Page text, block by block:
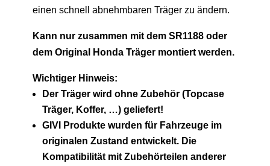
einen schnell abnehmbaren Träger zu ändern.
Kann nur zusammen mit dem SR1188 oder
dem Original Honda Träger montiert werden.
Wichtiger Hinweis:
Der Träger wird ohne Zubehör (Topcase
Träger, Koffer, …) geliefert!
GIVI Produkte wurden für Fahrzeuge im
originalen Zustand entwickelt. Die
Kompatibilität mit Zubehörteilen anderer